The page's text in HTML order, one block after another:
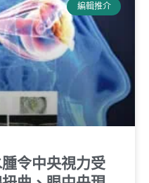
編輯推介
腫令中央視力受